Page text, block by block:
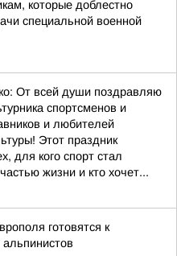
которые доблестно
специальной военной
От всей души поздравляю
спортсменов и
и любителей
Этот праздник
для кого спорт стал
жизни и кто хочет...
готовятся к